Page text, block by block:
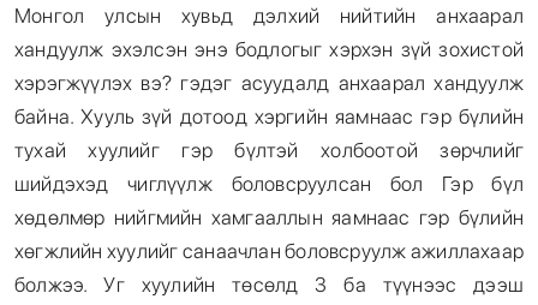
Монгол улсын хувьд дэлхий нийтийн анхаарал
хандуулж эхэлсэн энэ бодлогыг хэрхэн зүй зохистой
хэрэгжүүлэх вэ? гэдэг асуудалд анхаарал хандуулж
байна. Хууль зүй дотоод хэргийн яамнаас гэр бүлийн
тухай хуулийг гэр бүлтэй холбоотой зөрчлийг
шийдэхэд чиглүүлж боловсруулсан бол Гэр бүл
хөдөлмөр нийгмийн хамгааллын яамнаас гэр бүлийн
хөгжлийн хуулийг санаачлан боловсруулж ажиллахаар
болжээ. Уг хуулийн төсөлд 3 ба түүнээс дээш